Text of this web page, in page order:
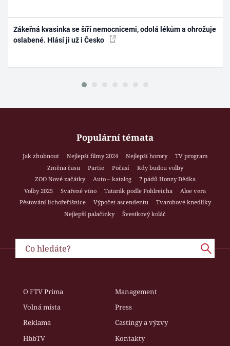
Zákeřná kvasinka se šíří nemocnicemi, odolá lékům a ohrožuje
oslabené. Hlásí ji už i Česko
Populární témata
Jak zhubnout Nejlepší filmy 2024 Nejlepší horory
TV program
Změna času
Partie Počasí
Kdy budou volby
ZOO Nové začátky
Auto – katalog
7 pádů Honzy Dědka
Volby 2025
Svařené víno Tatarák podle Pohlreicha
Aloe vera
Pěstování lichořeřišnice
Výpočet ascendentu
Tvarohové knedlíky
Nejlepší palačinky
Švestkový koláč
O FTV Prima
Management
Volná místa
Press
Reklama
Castingy a výzvy
HbbTV
Kontakty